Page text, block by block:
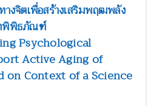
างจิตเพื่อสร้างเสริมพฤฒพลัง
พิพิธภัณฑ์
Psychological
Active Aging of
on Context of a Science